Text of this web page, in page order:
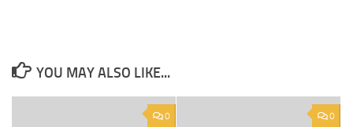
YOU MAY ALSO LIKE...
0 0